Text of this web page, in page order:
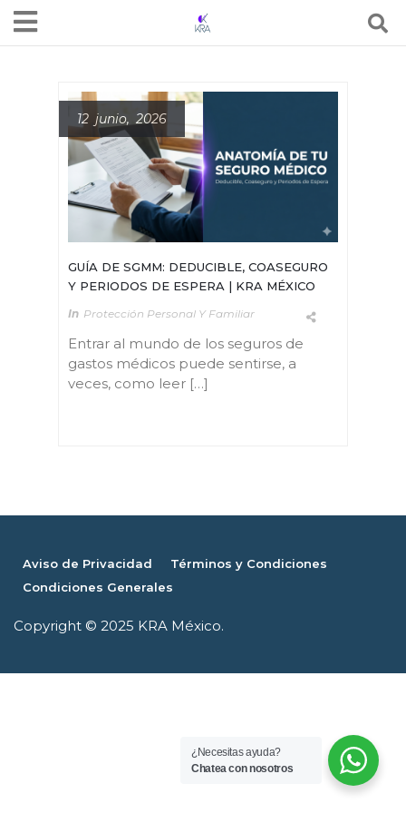
12 junio, 2026
GUÍA DE SGMM: DEDUCIBLE, COASEGURO
Y PERIODOS DE ESPERA | KRA MÉXICO
In Protección Personal Y Familiar
Entrar al mundo de los seguros de
gastos médicos puede sentirse, a
veces, como leer […]
Aviso de Privacidad
Términos y Condiciones
Condiciones Generales
Copyright © 2025 KRA México.
¿Necesitas ayuda?
Chatea con nosotros